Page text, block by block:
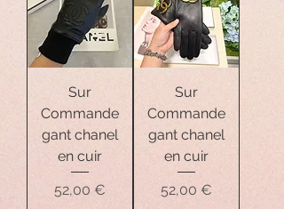
Sur
Commande
gant chanel
en cuir
Prix
52,00 €
Sur
Commande
gant chanel
en cuir
Prix
52,00 €